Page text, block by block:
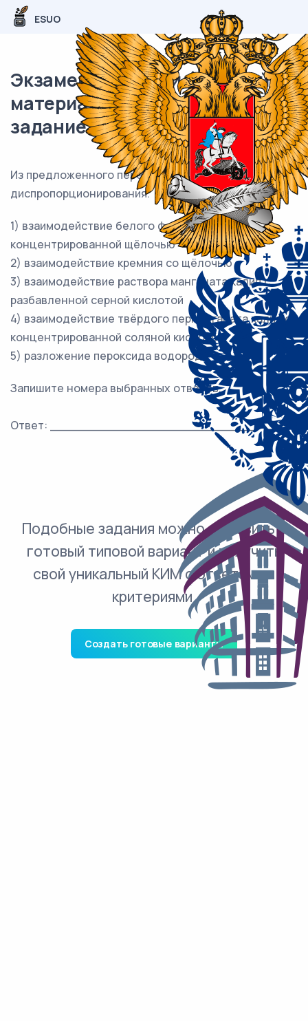
ESUO
Экзаменационный (типовой)
материал ЕГЭ / Химия / 17
задание (24) / 55
Из предложенного перечня выберите все реакции
диспропорционирования.
1) взаимодействие белого фосфора с
концентрированной щёлочью
2) взаимодействие кремния со щёлочью
3) взаимодействие раствора манганата калия с
разбавленной серной кислотой
4) взаимодействие твёрдого перманганата калия с
концентрированной соляной кислотой
5) разложение пероксида водорода
Запишите номера выбранных ответов.
Ответ: ___________________________.
Подобные задания можно добавить в
готовый типовой вариант и получить
свой уникальный КИМ с ответами и
критериями.
Создать готовые варианты